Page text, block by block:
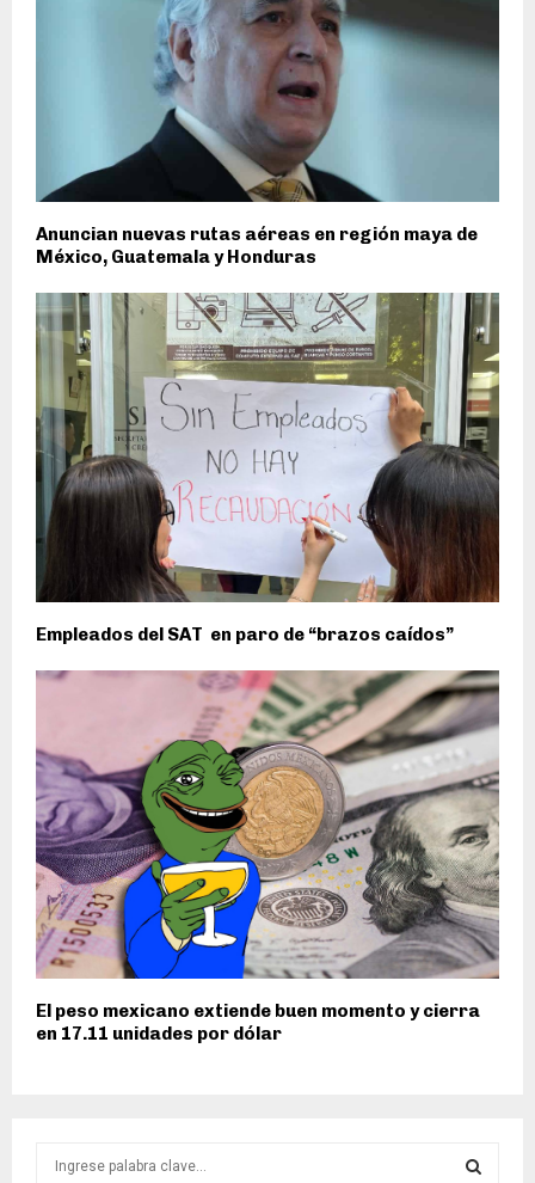
Anuncian nuevas rutas aéreas en región maya de
México, Guatemala y Honduras
Empleados del SAT en paro de “brazos caídos”
El peso mexicano extiende buen momento y cierra
en 17.11 unidades por dólar